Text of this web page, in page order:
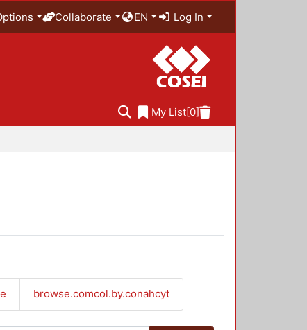
Collaborate EN Log In
My List[0]
browse.comcol.by.conahcyt